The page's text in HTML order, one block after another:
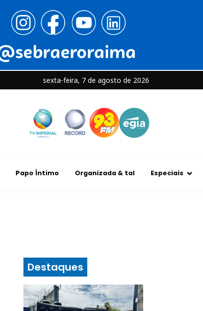
sexta-feira, 7 de agosto de 2026
Papo Íntimo Organizada & tal Especiais
Destaques